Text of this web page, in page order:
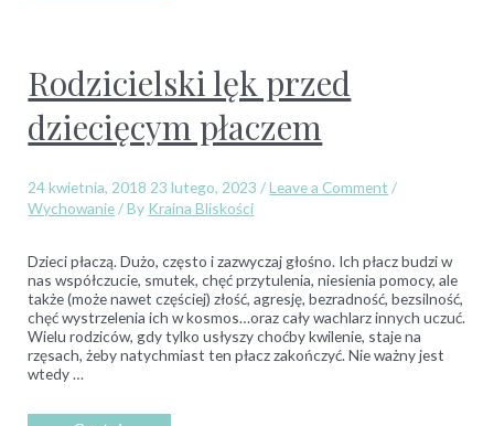
Rodzicielski lęk przed
dziecięcym płaczem
24 kwietnia, 2018 23 lutego, 2023 /Leave a Comment /
Wychowanie/ By Kraina Bliskości
Dzieci płaczą. Dużo, często i zazwyczaj głośno. Ich płacz budzi w
nas współczucie, smutek, chęć przytulenia, niesienia pomocy, ale
także (może nawet częściej) złość, agresję, bezradność, bezsilność,
chęć wystrzelenia ich w kosmos…oraz cały wachlarz innych uczuć.
Wielu rodziców, gdy tylko usłyszy choćby kwilenie, staje na
rzęsach, żeby natychmiast ten płacz zakończyć. Nie ważny jest
wtedy …